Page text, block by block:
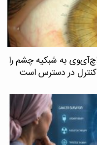
به شبکیه چشم را
کنترل در دسترس است